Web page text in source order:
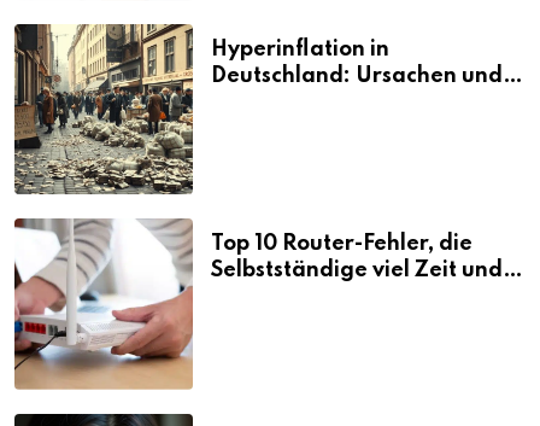
Hyperinflation in
Deutschland: Ursachen und
Top 10 Router-Fehler, die
Selbstständige viel Zeit und